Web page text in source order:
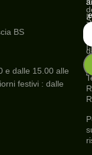
BS
e dalle 15.00 alle
festivi : dalle
I